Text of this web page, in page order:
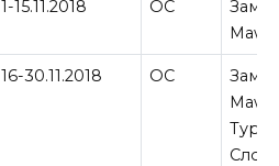
1-15.11.2018 ОС
Maw
16-30.11.2018 ОС
Maw